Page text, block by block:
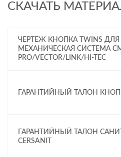
СКАЧАТЬ
ЧЕРТЕЖ КНОПКА TWINS ДЛЯ
МЕХАНИЧЕСКАЯ СИСТЕМА
PRO/VECTOR/LINK/HI-TEC
ГАРАНТИЙНЫЙ ТАЛОН
ГАРАНТИЙНЫЙ ТАЛОН
CERSANIT